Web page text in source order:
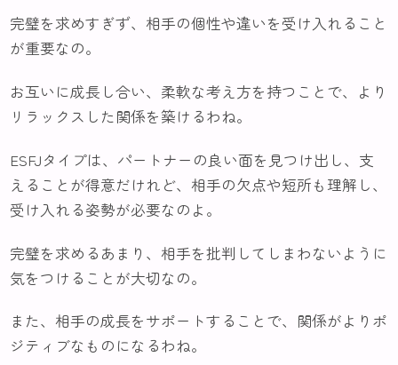
完璧を求めすぎず、相手の個性や違いを受け入れること
が重要なの。
お互いに成長し合い、柔軟な考え方を持つことで、より
リラックスした関係を築けるわね。
ESFJタイプは、パートナーの良い面を見つけ出し、支
えることが得意だけれど、相手の欠点や短所も理解し、
受け入れる姿勢が必要なのよ。
完璧を求めるあまり、相手を批判してしまわないように
気をつけることが大切なの。
また、相手の成長をサポートすることで、関係がよりポ
ジティブなものになるわね。